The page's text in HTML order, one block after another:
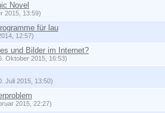
Novel
2015, 13:59)
für lau
12:57)
und Bilder im Internet?
Oktober 2015, 16:53)
Juli 2015, 13:50)
2015, 22:27)